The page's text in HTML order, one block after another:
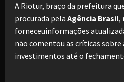
A Riotur, braço da prefeitura
procurada pela Agência Brasil,
forneceuinformações
não comentou as críticas
investimentos até o